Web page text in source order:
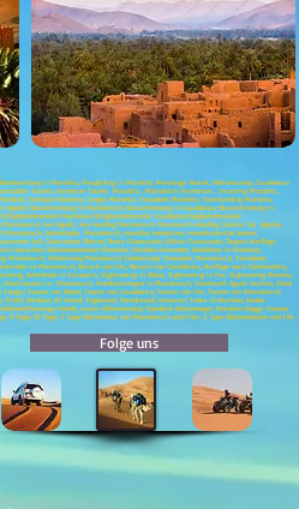
in Marokko, Paragliding in Marokko; Merzouga-Biwak, Wüstencamp; Casablanca
Touren, Incentive-Touren Marokko , Marrakech Incentives , Incoming Marokko ,
Tafraout Marokko, Tanger Marokko, Taroudant Marokko, Teambuilding Marokko,
Agadir; Busvermietung in Marrakesch; Busvermietung in Casablanca; Busvermietung in
Marrakesch;Flughafentransfer Casablanca;Flughafentransfer
Marrakesch, 4x4 Agadir, 4x4-Ausflug Marrakesch, Marrakesch-Ausflug, Ourika-Tal, Agafay-
Aufenthalte Marrakesch, marokko entdecken, marokkanische touren,
4x4, Ouarzazate-Reisen, Reise Ouarzazate, Wüste Ouarzazate, Zagora-Ausflüge,
besuchen, Wüstenabenteuer Marokko, Marokko erkunden, Radfahren in Marokko,
Entdeckung Marrakesch, Entdeckung Taroudant, Marrakesch, Taroudant,
in Marrakesch, Besuch von Fes, Besuch von Casablanca, Ausflüge nach Südmarokko,
Aufenthalt in Essoauira, Sightseeing in Rabat, Sightseeing in Fez, Sightseeing Meknes,
Hotel buchen in Marrakesch, Hotelbuchungen in Marrakesch, Unterkunft Agadir buchen, Hotel
Touren von Rabat; Touren von Casablanca; Touren von Fès; Touren von Marrakesch;
Tiznit; Kerdous; Ait hmed; Taghazout; Paradiestal; Imouzzer; Todra-Schluchten; Dades-
Hotels; Luxus-Wüstencamp; Standard-Wüstenlager; Marokko Buggy-Touren;
9 Tage; 10 Tage; 3 Tage Wüstentour von Marrakesch nach Fès; 3 Tage Wüstentouren von Fès
Folge uns